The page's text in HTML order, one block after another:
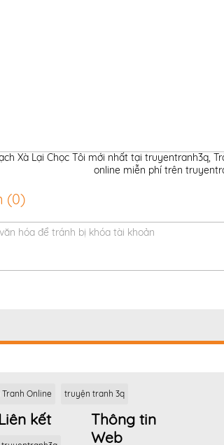
Xà Lại Chọc Tôi mới nhất tại truyentranh3q,
online miễn phí trên
(0)
hóa để tránh bị khóa tài khoản
Online truyện tranh 3q
Liên kết
Thông tin
Web